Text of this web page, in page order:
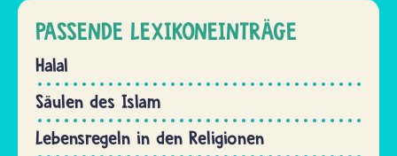
PASSENDE LEXIKONEINTRÄGE
Halal
Säulen des Islam
Lebensregeln in den Religionen